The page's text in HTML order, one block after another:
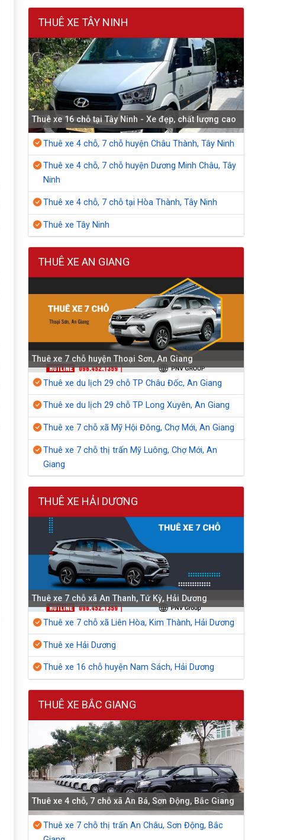
THUÊ XE TÂY NINH
Thuê xe 16 chỗ tại Tây Ninh - Xe đẹp, chất lượng cao
Thuê xe 4 chỗ, 7 chỗ huyện Châu Thành, Tây Ninh
Thuê xe 4 chỗ, 7 chỗ huyện Dương Minh Châu, Tây
Ninh
Thuê xe 4 chỗ, 7 chỗ tại Hòa Thành, Tây Ninh
Thuê xe Tây Ninh
THUÊ XE AN GIANG
Thuê xe 7 chỗ huyện Thoại Sơn, An Giang
Thuê xe du lịch 29 chỗ TP Châu Đốc, An Giang
Thuê xe du lịch 29 chỗ TP Long Xuyên, An Giang
Thuê xe 7 chỗ xã Mỹ Hội Đông, Chợ Mới, An Giang
Thuê xe 7 chỗ thị trấn Mỹ Luông, Chợ Mới, An
Giang
THUÊ XE HẢI DƯƠNG
Thuê xe 7 chỗ xã An Thanh, Tứ Kỳ, Hải Dương
Thuê xe 7 chỗ xã Liên Hòa, Kim Thành, Hải Dương
Thuê xe Hải Dương
Thuê xe 16 chỗ huyện Nam Sách, Hải Dương
THUÊ XE BẮC GIANG
Thuê xe 4 chỗ, 7 chỗ xã An Bá, Sơn Động, Bắc Giang
Thuê xe 7 chỗ thị trấn An Châu, Sơn Động, Bắc